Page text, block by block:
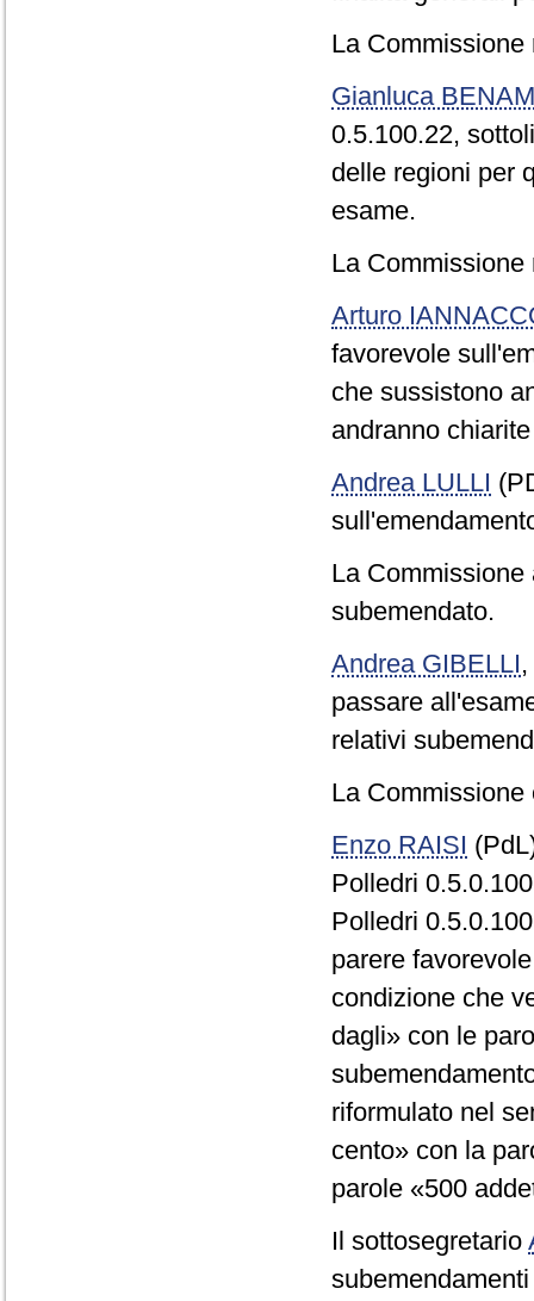
La
Gianluca
0.5.100.22,
delle regioni per
esame.
La
Arturo
favorevole
che sussistono
andranno
Andrea LULLI
La
subemendato.
Andrea GIBELLI,
passare
relativi
La Commissione
Enzo RAISI
Polledri
Polledri
parere
condizione che
dagli» con le
riformulato nel
cento» con la
parole «500
Il sottosegretario